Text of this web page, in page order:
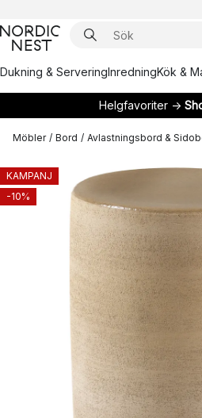
Dukning & ServeringInredningKök &
Helgfavoriter →
Möbler / Bord / Avlastningsbord &
KAMPANJ
-10%